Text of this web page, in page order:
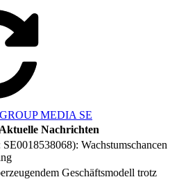
MEDIA SE
Aktuelle Nachrichten
Wachstumschancen
Geschäftsmodell trotz